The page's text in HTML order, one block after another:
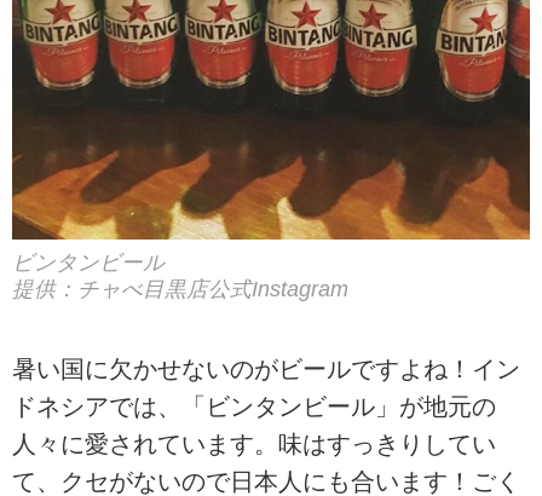
ビンタンビール
提供：チャべ目黒店公式Instagram
暑い国に欠かせないのがビールですよね！イン
ドネシアでは、「ビンタンビール」が地元の
人々に愛されています。味はすっきりしてい
て、クセがないので日本人にも合います！ごく